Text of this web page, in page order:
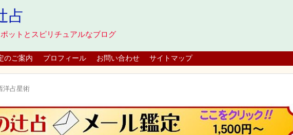
占
ットとスピリチュアルなブログ
のご案内 プロフィール お問い合わせ サイトマップ
洋占星術